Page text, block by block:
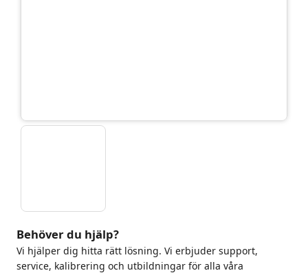
Behöver du hjälp?
Vi hjälper dig hitta rätt lösning. Vi erbjuder support,
service, kalibrering och utbildningar för alla våra